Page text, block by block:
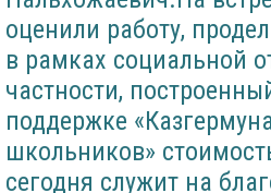
оценили работу,
в рамках социальной
частности,
поддержке
школьников»
сегодня служит на